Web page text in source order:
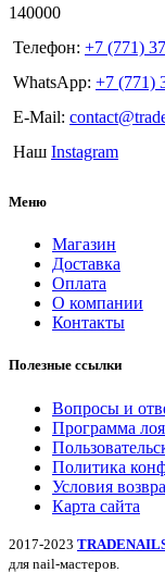
140000
Телефон: +7 (771)
WhatsApp: +7 (771)
E-Mail:
Наш Instagram
Меню
Магазин
Доставка
Оплата
О компании
Контакты
Полезные ссылки
Вопросы и
Программа
Политика
Условия
Карта сайта
2017-2023
для nail-мастеров.